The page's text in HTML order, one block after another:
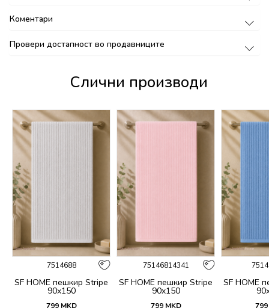
Коментари
Провери достапност во продавниците
Слични производи
7514688
SF HOME пешкир Stripe
90x150
799 MKD
75146814341
SF HOME пешкир Stripe
90x150
799 MKD
SF HOME
799